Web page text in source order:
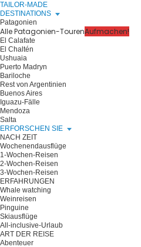
TAILOR-MADE
DESTINATIONS
Patagonien
Alle Patagonien-TourenAufmachen!
El Calafate
El Chaltén
Ushuaia
Puerto Madryn
Bariloche
Rest von Argentinien
Buenos Aires
Iguazu-Fälle
Mendoza
Salta
ERFORSCHEN SIE
NACH ZEIT
Wochenendausflüge
1-Wochen-Reisen
2-Wochen-Reisen
3-Wochen-Reisen
ERFAHRUNGEN
Whale watching
Weinreisen
Pinguine
Skiausflüge
All-inclusive-Urlaub
ART DER REISE
Abenteuer